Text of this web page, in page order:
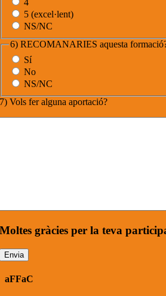
4
5 (excel·lent)
NS/NC
6) RECOMANARIES aquesta
Sí
No
NS/NC
7) Vols fer alguna aportació?
Moltes gràcies per la teva
aFFaC